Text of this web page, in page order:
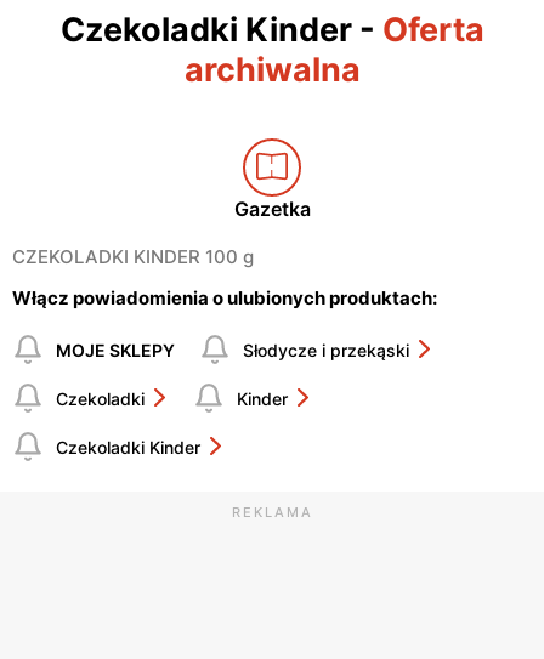
Czekoladki Kinder- Oferta
archiwalna
Gazetka
CZEKOLADKI KINDER 100 g
Włącz powiadomienia o ulubionych produktach:
MOJE SKLEPY Słodycze i przekąski
Czekoladki Kinder
Czekoladki Kinder
REKLAMA